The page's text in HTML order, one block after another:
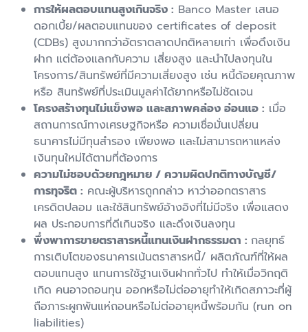
การให้ผลตอบแทนสูงเกินจริง : Banco Master เสนอ
ดอกเบี้ย/ผลตอบแทนของ certificates of deposit
(CDBs) สูงมากกว่าอัตราตลาดปกติหลายเท่า เพื่อดึงเงิน
ฝาก แต่ต้องแลกกับความ เสี่ยงสูง และนำไปลงทุนใน
โครงการ/สินทรัพย์ที่มีความเสี่ยงสูง เช่น หนี้ด้อยคุณภาพ
หรือ สินทรัพย์ที่ประเมินมูลค่าได้ยากหรือไม่ชัดเจน
โครงสร้างทุนไม่แข็งพอ และสภาพคล่อง อ่อนแอ : เมื่อ
สถานการณ์ทางเศรษฐกิจหรือ ความเชื่อมั่นเปลี่ยน
ธนาคารไม่มีทุนสำรอง เพียงพอ และไม่สามารถหาแหล่ง
เงินทุนใหม่ได้ตามที่ต้องการ
ความไม่ชอบด้วยกฎหมาย / ความผิดปกติทางบัญชี/
การทุจริต : คณะผู้บริหารถูกกล่าว หาว่าออกตราสาร
เครดิตปลอม และใช้สินทรัพย์อ้างอิงที่ไม่มีจริง เพื่อแสดง
ผล ประกอบการที่ดีเกินจริง และดึงเงินลงทุน
พึ่งพาการขายตราสารหนี้แทนเงินฝากธรรมดา : กลยุทธ์
การเติบโตของธนาคารเน้นตราสารหนี้/ ผลิตภัณฑ์ที่ให้ผล
ตอบแทนสูง แทนการใช้ฐานเงินฝากทั่วไป ทำให้เมื่อวิกฤติ
เกิด คนอาจถอนทุน ออกหรือไม่ต่ออายุทำให้เกิดสภาวะที่ผู้
ถือภาระผูกพันแห่ถอนหรือไม่ต่ออายุหนี้พร้อมกัน (run on
liabilities)